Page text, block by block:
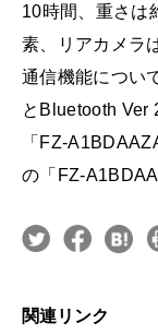
10時間、重さは
素、リアカメラ
通信機能につい
とBluetooth Ver
「FZ-
の「FZ-
関連リンク